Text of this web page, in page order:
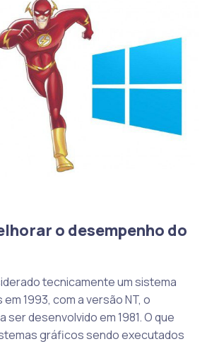
o desempenho do
tecnicamente um sistema
1993, com a versão NT, o
ser desenvolvido em 1981. O que
gráficos sendo executados